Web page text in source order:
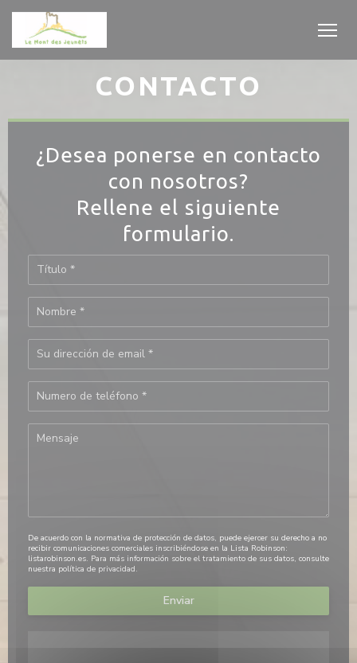
Personalización de sus opciones de cookies
CONTACTO
¿Desea ponerse en contacto
con nosotros?
Rellene el siguiente
formulario.
De acuerdo con la normativa de protección de datos, puede ejercer su derecho a no
recibir comunicaciones comerciales inscribiéndose en la Lista Robinson:
listarobinson.es. Para más información sobre el tratamiento de sus datos, consulte
nuestra política de privacidad.